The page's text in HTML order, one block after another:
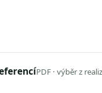
PDF · výběr z